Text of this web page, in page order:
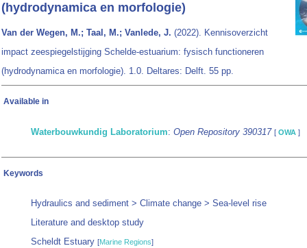
(hydrodynamica en morfologie)
Van der Wegen, M.; Taal, M.; Vanlede, J. (2022). Kennisoverzicht
impact zeespiegelstijging Schelde-estuarium: fysisch functioneren
(hydrodynamica en morfologie). 1.0. Deltares: Delft. 55 pp.
Available in
Waterbouwkundig Laboratorium: Open Repository 390317 [ OWA ]
Keywords
Hydraulics and sediment > Climate change > Sea-level rise
Literature and desktop study
Scheldt Estuary [Marine Regions]